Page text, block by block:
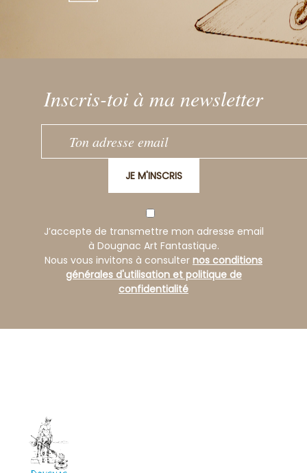
Inscris-toi à ma newsletter
JE M'INSCRIS
J’accepte de transmettre mon adresse email
à Dougnac Art Fantastique.
Nous vous invitons à consulter nos conditions
générales d'utilisation et politique de
confidentialité